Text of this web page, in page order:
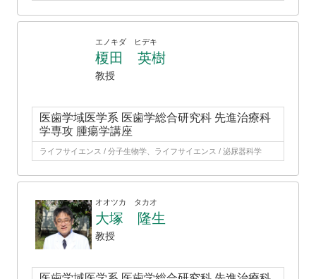
エノキダ ヒデキ
榎田 英樹
教授
医歯学域医学系 医歯学総合研究科 先進治療科
学専攻 腫瘍学講座
ライフサイエンス / 分子生物学、ライフサイエンス / 泌尿器科学
オオツカ タカオ
大塚 隆生
教授